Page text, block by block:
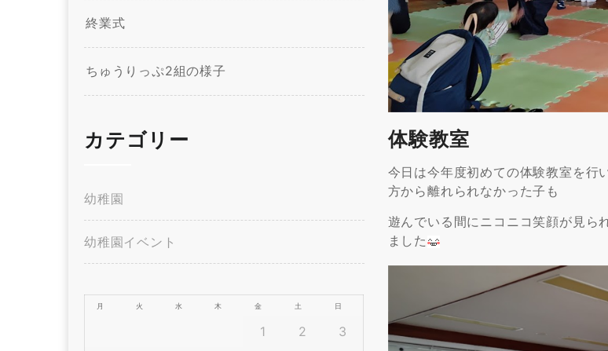
体験教室
今日は今年度初めての体験教室を行
方から離れられなかった子も
遊んでいる間にニコニコ笑顔が見ら
ました
終業式
ちゅうりっぷ2組の様子
カテゴリー
幼稚園
幼稚園イベント
月 火 水 木 金 土 日
1 2
3